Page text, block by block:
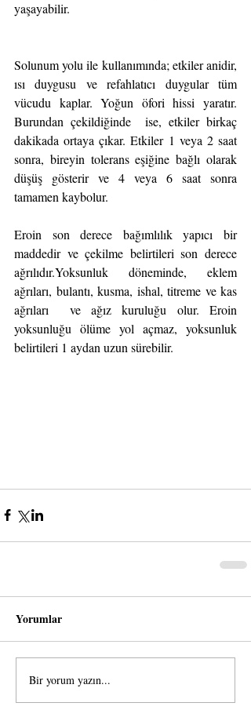
yaşayabilir.
Solunum yolu ile kullanımında; etkiler anidir,
ısı duygusu ve refahlatıcı duygular tüm
vücudu kaplar. Yoğun öfori hissi yaratır.
Burundan çekildiğinde  ise, etkiler birkaç
dakikada ortaya çıkar. Etkiler 1 veya 2 saat
sonra, bireyin tolerans eşiğine bağlı olarak
düşüş gösterir ve 4 veya 6 saat sonra
tamamen kaybolur.
Eroin son derece bağımlılık yapıcı bir
maddedir ve çekilme belirtileri son derece
ağrılıdır.Yoksunluk döneminde, eklem
ağrıları, bulantı, kusma, ishal, titreme ve kas
ağrıları  ve ağız kuruluğu olur. Eroin
yoksunluğu ölüme yol açmaz, yoksunluk
belirtileri 1 aydan uzun sürebilir.
Yorumlar
Bir yorum yazın...